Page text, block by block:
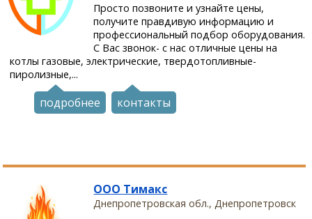
Просто позвоните и узнайте цены,
получите правдивую информацию и
профессиональный подбор оборудования.
С Вас звонок- с нас отличные цены на
котлы газовые, электрические, твердотопливные-
пиролизные,...
подробнее контакты
ООО Тимакс
Днепропетровская обл., Днепропетровск